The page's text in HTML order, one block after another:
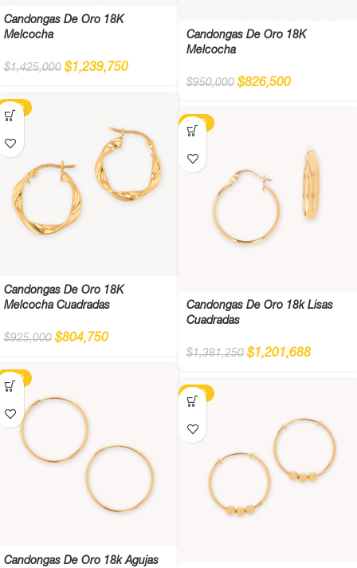
Candongas De Oro 18K
Melcocha
$1,425,000 $1,239,750
Candongas De Oro 18K
Melcocha
$950,000 $826,500
-13%
Candongas De Oro 18K
Melcocha Cuadradas
$925,000 $804,750
-13%
Candongas De Oro 18k Lisas
Cuadradas
$1,381,250 $1,201,688
-13%
Candongas De Oro 18k Agujas
-13%